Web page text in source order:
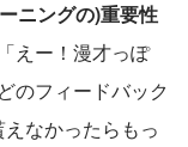
ニングの)重要性
えー！漫才っぽ
のフィードバック
なかったらもっ